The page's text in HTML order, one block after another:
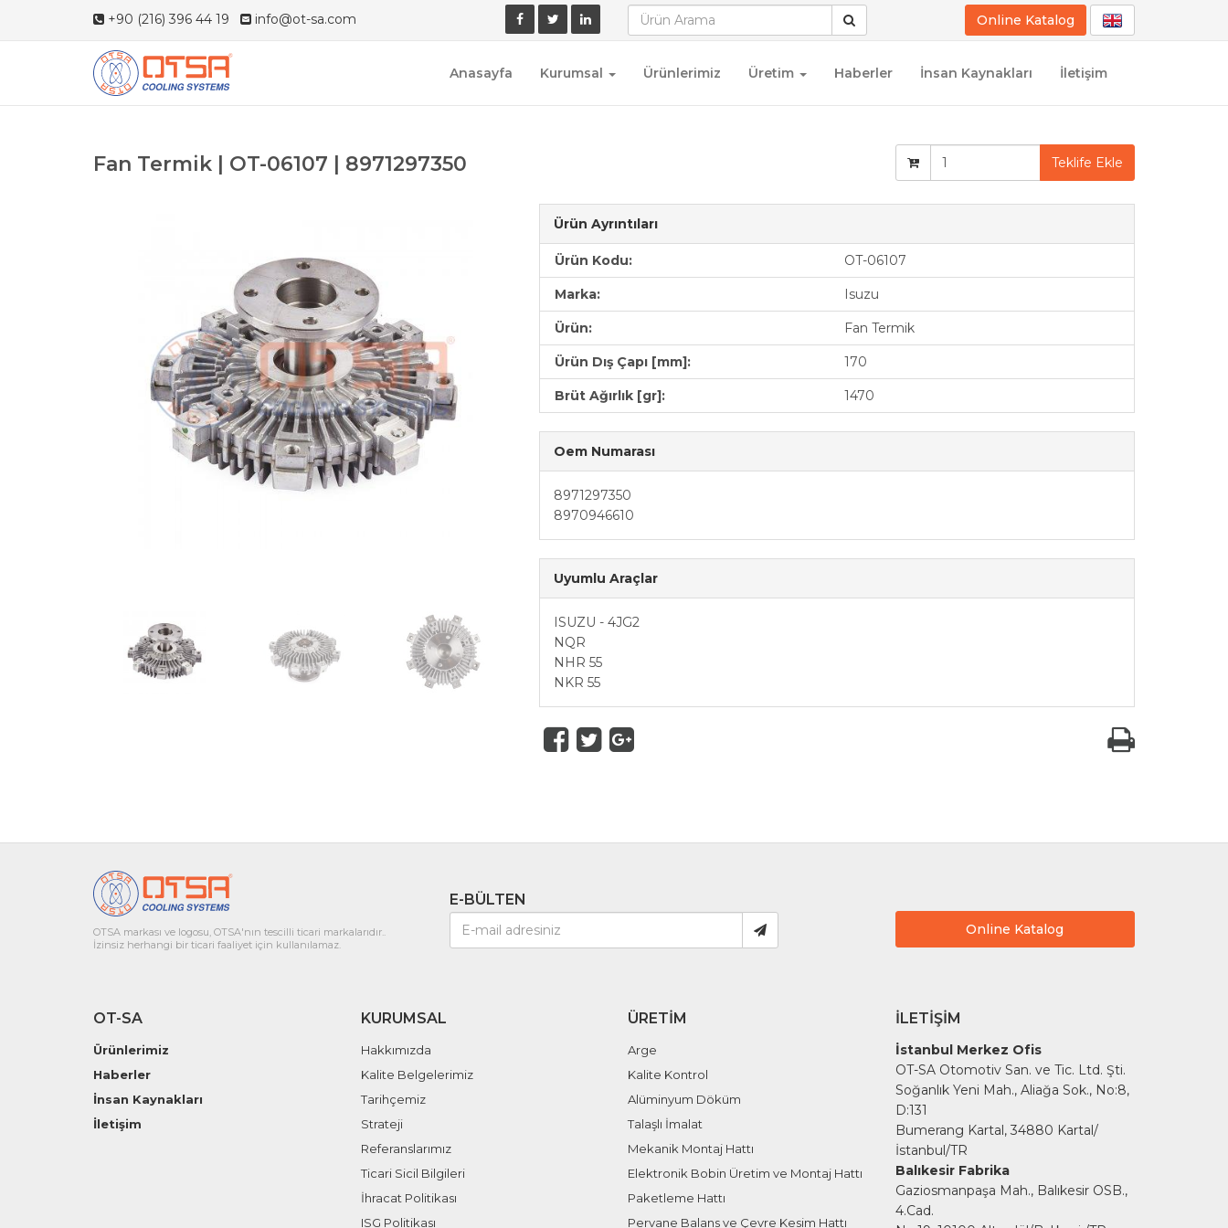
+90 (216) 396 44 19 info@ot-sa.com Online Katalog
Anasayfa Kurumsal Ürünlerimiz Üretim Haberler İnsan Kaynakları İletişim
Fan Termik | OT-06107 | 8971297350 Teklife Ekle
Ürün Ayrıntıları
Ürün Kodu: OT-06107
Marka: Isuzu
Ürün: Fan Termik
Ürün Dış Çapı [mm]: 170
Brüt Ağırlık [gr]: 1470
Oem Numarası
8971297350
8970946610
Uyumlu Araçlar
ISUZU - 4JG2
NQR
NHR 55
NKR 55
OTSA markası ve logosu, OTSA'nın tescilli ticari markalarıdır..
İzinsiz herhangi bir ticari faaliyet için kullanılamaz.
E-BÜLTEN
Online Katalog
OT-SA
Ürünlerimiz
Haberler
İnsan Kaynakları
İletişim
KURUMSAL
Hakkımızda
Kalite Belgelerimiz
Tarihçemiz
Strateji
Referanslarımız
Ticari Sicil Bilgileri
İhracat Politikası
ISG Politikası
ÜRETIM
Arge
Kalite Kontrol
Alüminyum Döküm
Talaşlı İmalat
Mekanik Montaj Hattı
Elektronik Bobin Üretim ve Montaj Hattı
Paketleme Hattı
Pervane Balans ve Çevre Kesim Hattı
İLETIŞIM
İstanbul Merkez Ofis
OT-SA Otomotiv San. ve Tic. Ltd. Şti.
Soğanlık Yeni Mah., Aliağa Sok., No:8,
D:131
Bumerang Kartal, 34880 Kartal/
İstanbul/TR
Balıkesir Fabrika
Gaziosmanpaşa Mah., Balıkesir OSB.,
4.Cad.